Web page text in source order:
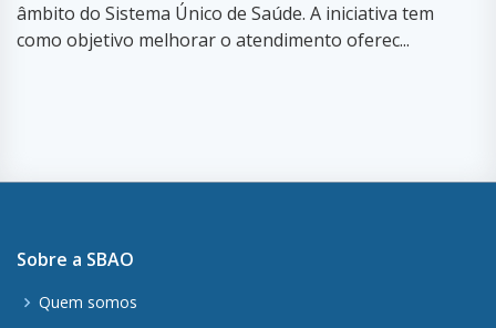
âmbito do Sistema Único de Saúde. A iniciativa tem
como objetivo melhorar o atendimento oferec...
Sobre a SBAO
Quem somos